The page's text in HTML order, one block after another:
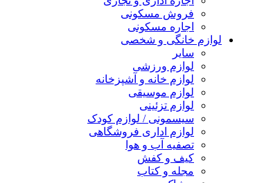
فروش مسکونی
اجاره مسکونی
لوازم خانگی و شخصی
سایر
لوازم ورزشی
لوازم خانه و آشپزخانه
لوازم موسیقی
لوازم تزئینی
سیسمونی / لوازم کودک
لوازم اداری فروشگاهی
تصفیه آب و هوا
کیف و کفش
مجله و کتاب